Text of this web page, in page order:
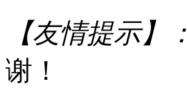
【友情提示】：
谢！